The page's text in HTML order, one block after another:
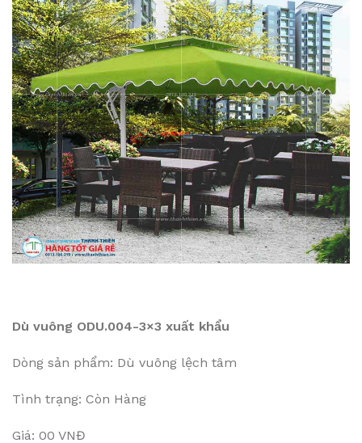
Dù vuông ODU.004-3×3 xuất khẩu
Dòng sản phẩm: Dù vuông lệch tâm
Tình trạng: Còn Hàng
Giá: 00 VNĐ